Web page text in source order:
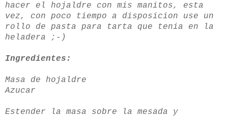
hacer el hojaldre con mis manitos, esta
vez, con poco tiempo a disposicion use un
rollo de pasta para tarta que tenia en la
heladera ;-)
Ingredientes:
Masa de hojaldre
Azucar
Estender la masa sobre la mesada y